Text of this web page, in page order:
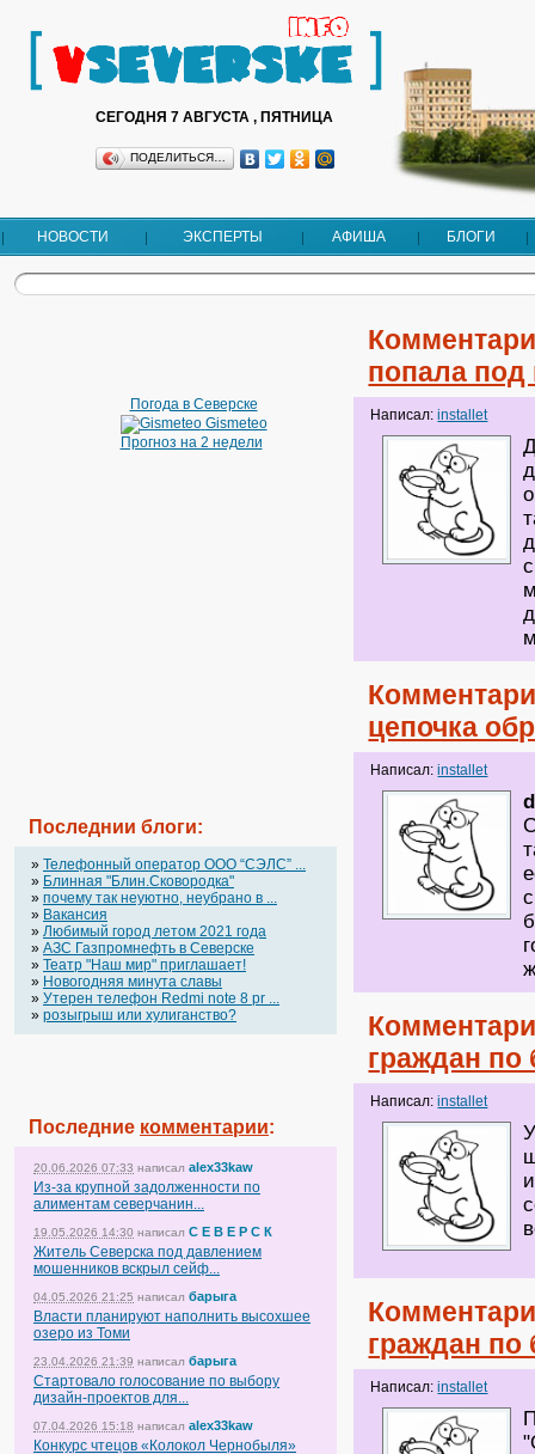
СЕГОДНЯ 7 АВГУСТА , ПЯТНИЦА
ПОДЕЛИТЬСЯ…
НОВОСТИ ЭКСПЕРТЫ АФИША БЛОГИ
Погода в Северске
Gismeteo
Прогноз на 2 недели
Последнии блоги:
» Телефонный оператор OOO “СЭЛС” ...
» Блинная "Блин.Сковородка"
» почему так неуютно, неубрано в ...
» Вакансия
» Любимый город летом 2021 года
» АЗС Газпромнефть в Северске
» Театр "Наш мир" приглашает!
» Новогодняя минута славы
» Утерен телефон Redmi note 8 pr ...
» розыгрыш или хулиганство?
Последние комментарии:
20.06.2026 07:33 написал alex33kaw
Из-за крупной задолженности по
алиментам северчанин...
19.05.2026 14:30 написал С Е В Е Р С К
Житель Северска под давлением
мошенников вскрыл сейф...
04.05.2026 21:25 написал барыга
Власти планируют наполнить высохшее
озеро из Томи
23.04.2026 21:39 написал барыга
Стартовало голосование по выбору
дизайн-проектов для...
07.04.2026 15:18 написал alex33kaw
Конкурс чтецов «Колокол Чернобыля»
попала под
Написал:installet
цепочка
Написал:installet
граждан по
Написал:installet
граждан по
Написал:installet